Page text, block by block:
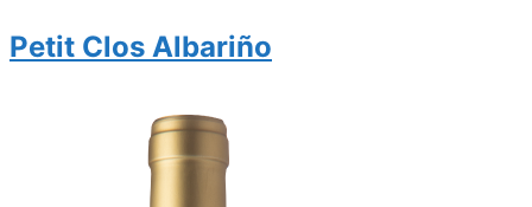
Petit Clos Albariño